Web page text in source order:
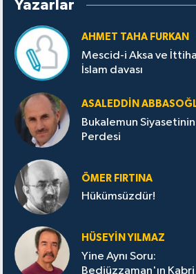
Yazarlar
AHMET TAHA FURKAN
Mescid-i Aksa ve
İslam davası
ASALEDDIN
Bukalemun Siyasetinin
Perdesi
ÖMER FIRTINA
Hükümsüzdür!
HÜSEYIN YILMAZ
Yine Aynı Soru:
Bediüzzaman'ın Kabri